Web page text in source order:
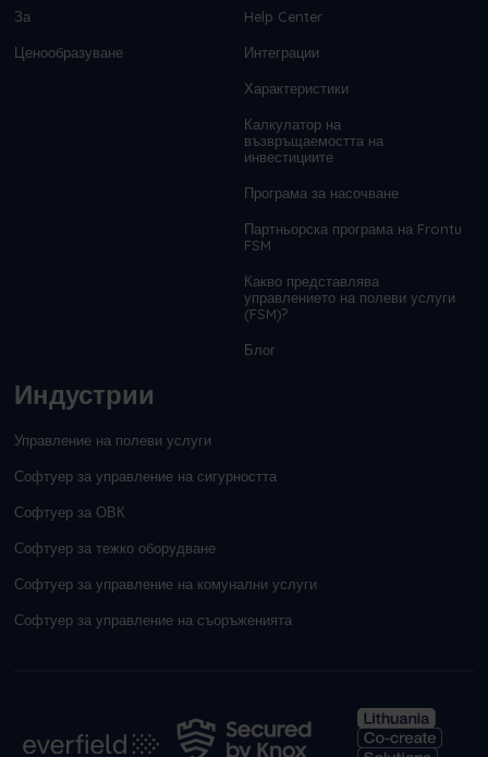
За
Ценообразуване
Help Center
Интеграции
Характеристики
Калкулатор на
възвръщаемостта на
инвестициите
Програма за насочване
Партньорска програма на Frontu
FSM
Какво представлява
управлението на полеви услуги
(FSM)?
Блог
Индустрии
Управление на полеви услуги
Софтуер за управление на сигурността
Софтуер за ОВК
Софтуер за тежко оборудване
Софтуер за управление на комунални услуги
Софтуер за управление на съоръженията